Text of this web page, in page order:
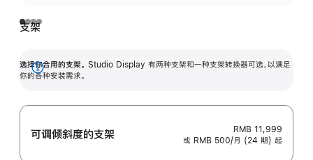
支架
选择你合用的支架。 Studio Display 有两种支架和一种支架转换器可选，以满足
你的各种安装需求。
展
可调倾斜度的支架
RMB 11,999
或 RMB 500/月 (24 期) 起